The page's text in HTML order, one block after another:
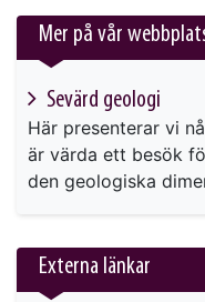
Mer på vår
Sevärd geologi
Här presenterar vi
är värda ett besök
den geologiska
Externa länkar